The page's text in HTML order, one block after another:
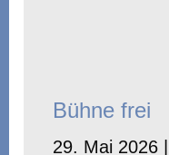
Bühne frei
29. Mai 2026